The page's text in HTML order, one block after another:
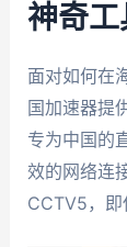
神奇工
面对如何在
国加速器提
专为中国的
效的网络连
CCTV5，即